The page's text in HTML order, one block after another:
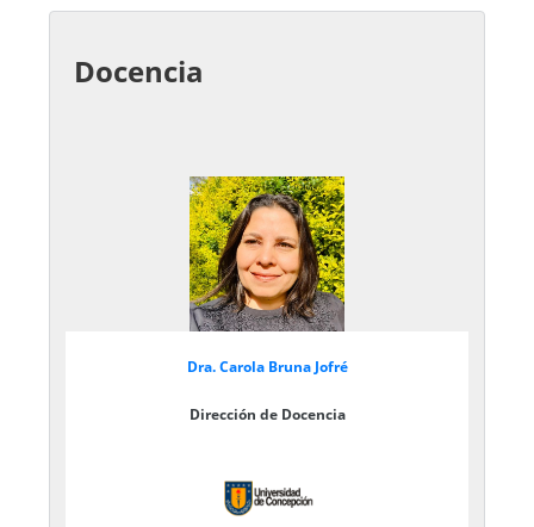
Docencia
Dra. Carola Bruna Jofré
Dirección de Docencia